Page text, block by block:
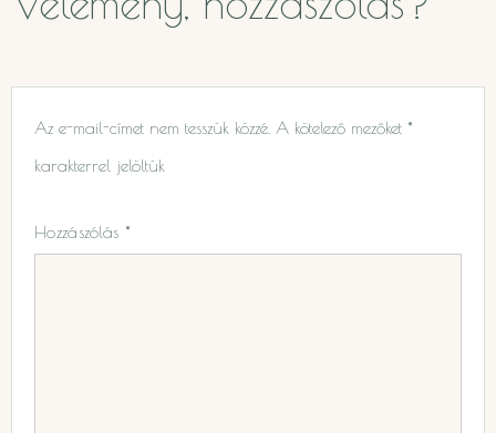
Az e-mail-címet nem tesszük közzé. A kötelező mezőket *
karakterrel jelöltük
Hozzászólás *